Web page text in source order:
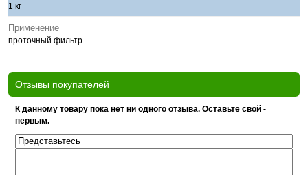
1 кг
Применение
проточный фильтр
Отзывы покупателей
К данному товару пока нет ни одного отзыва. Оставьте свой -
первым.